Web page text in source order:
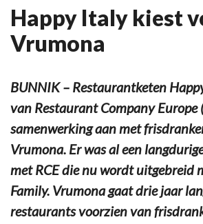
Happy Italy kiest
Vrumona
BUNNIK – Restaurantketen
van Restaurant Company Europe
samenwerking aan met
Vrumona. Er was al een
met RCE die nu wordt uitgebreid
Family. Vrumona gaat drie jaar
restaurants voorzien van